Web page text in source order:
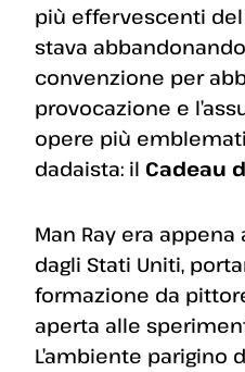
più effervescenti del
stava
convenzione per
provocazione e
opere più
dadaista: il Cadeau
Man Ray era
dagli Stati Uniti,
formazione da
aperta alle
L’ambiente parigino